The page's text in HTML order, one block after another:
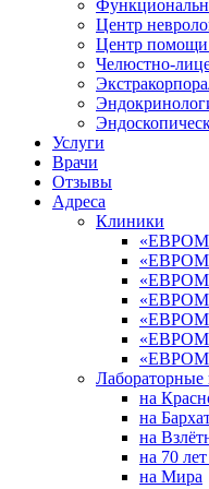
Центр
Центр
Челюстно-
Услуги
Врачи
Отзывы
Адреса
Клиники
Лабораторные
на
на
на
на 70
на Мира